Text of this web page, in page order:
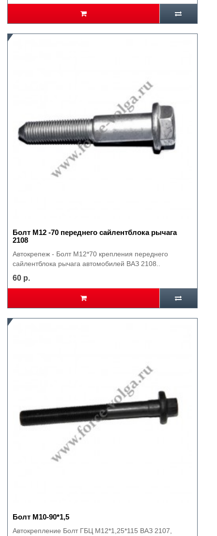
Болт М12 -70 переднего сайлентблока рычага
2108
Автокрепеж - Болт М12*70 крепления переднего
сайлентблока рычага автомобилей ВАЗ 2108..
60 р.
Болт М10-90*1,5
Автокрепление Болт ГБЦ М12*1,25*115 ВАЗ 2107,